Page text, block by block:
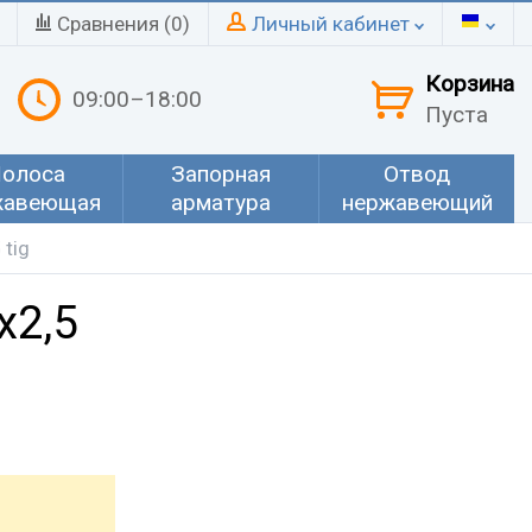
Сравнения (0) Личный кабинет
09:00–18:00
Корзина
Пуста
Запорная
арматура
Отвод
нержавеющий
tig